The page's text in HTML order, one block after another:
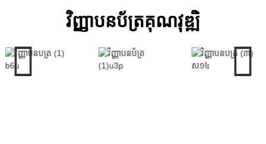
វិញ្ញាបនប័ត្រគុណវុឌ្ឍិ